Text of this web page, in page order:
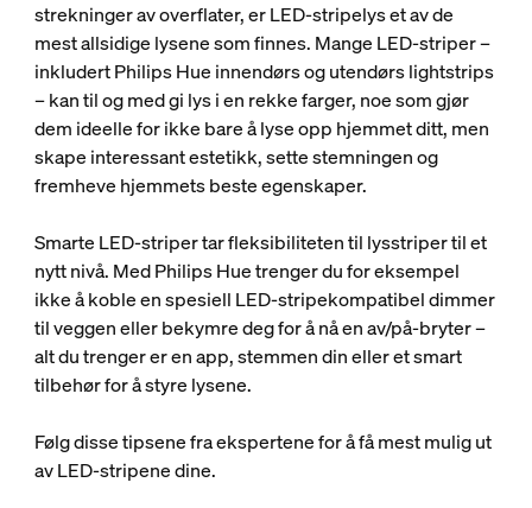
strekninger av overflater, er LED-stripelys et av de
mest allsidige lysene som finnes. Mange LED-striper –
inkludert Philips Hue innendørs og utendørs lightstrips
– kan til og med gi lys i en rekke farger, noe som gjør
dem ideelle for ikke bare å lyse opp hjemmet ditt, men
skape interessant estetikk, sette stemningen og
fremheve hjemmets beste egenskaper.
Smarte LED-striper tar fleksibiliteten til lysstriper til et
nytt nivå. Med Philips Hue trenger du for eksempel
ikke å koble en spesiell LED-stripekompatibel dimmer
til veggen eller bekymre deg for å nå en av/på-bryter –
alt du trenger er en app, stemmen din eller et smart
tilbehør for å styre lysene.
Følg disse tipsene fra ekspertene for å få mest mulig ut
av LED-stripene dine.